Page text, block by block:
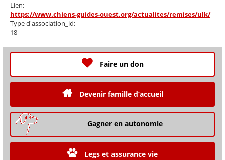
Lien:
https://www.chiens-guides-ouest.org/actualites/remises/ulk/
Type d'association_id:
18
Faire un don
Devenir famille d’accueil
Gagner en autonomie
Legs et assurance vie